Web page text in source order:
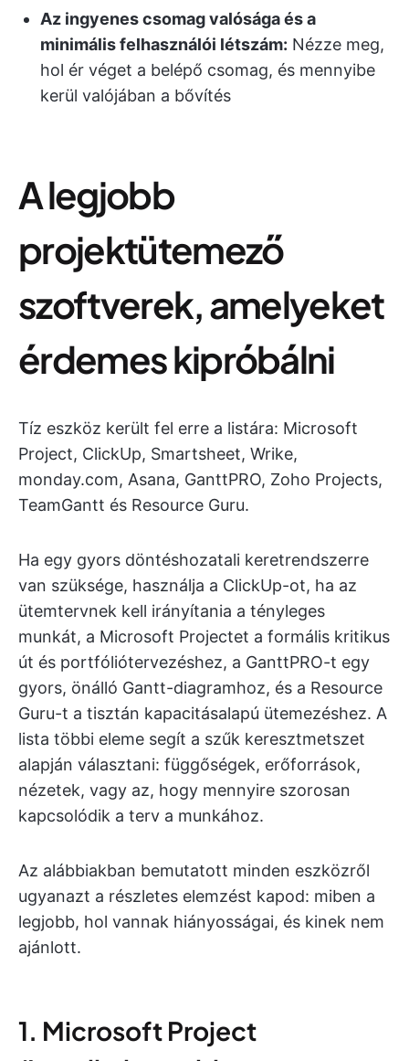
Az ingyenes csomag valósága és a
minimális felhasználói létszám: Nézze meg,
hol ér véget a belépő csomag, és mennyibe
kerül valójában a bővítés
A legjobb
projektütemező
szoftverek, amelyeket
érdemes kipróbálni
Tíz eszköz került fel erre a listára: Microsoft
Project, ClickUp, Smartsheet, Wrike,
monday.com, Asana, GanttPRO, Zoho Projects,
TeamGantt és Resource Guru.
Ha egy gyors döntéshozatali keretrendszerre
van szüksége, használja a ClickUp-ot, ha az
ütemtervnek kell irányítania a tényleges
munkát, a Microsoft Projectet a formális kritikus
út és portfóliótervezéshez, a GanttPRO-t egy
gyors, önálló Gantt-diagramhoz, és a Resource
Guru-t a tisztán kapacitásalapú ütemezéshez. A
lista többi eleme segít a szűk keresztmetszet
alapján választani: függőségek, erőforrások,
nézetek, vagy az, hogy mennyire szorosan
kapcsolódik a terv a munkához.
Az alábbiakban bemutatott minden eszközről
ugyanazt a részletes elemzést kapod: miben a
legjobb, hol vannak hiányosságai, és kinek nem
ajánlott.
1. Microsoft Project